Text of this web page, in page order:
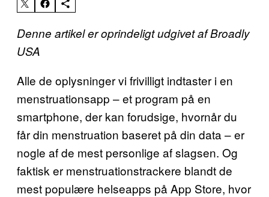
Denne artikel er oprindeligt udgivet af Broadly
USA
Alle de oplysninger vi frivilligt indtaster i en
menstruationsapp – et program på en
smartphone, der kan forudsige, hvornår du
får din menstruation baseret på din data – er
nogle af de mest personlige af slagsen. Og
faktisk er menstruationstrackere blandt de
mest populære helseapps på App Store, hvor